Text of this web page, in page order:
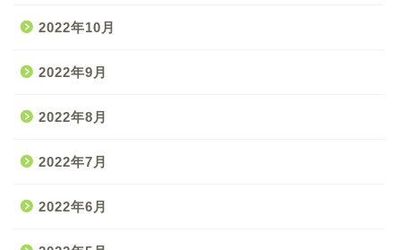
2022年10月
2022年9月
2022年8月
2022年7月
2022年6月